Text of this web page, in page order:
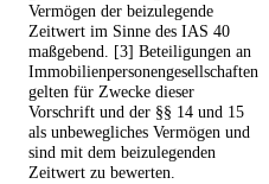
Vermögen der beizulegende
Zeitwert im Sinne des IAS 40
maßgebend. [3] Beteiligungen an
Immobilienpersonengesellschaften
gelten für Zwecke dieser
Vorschrift und der §§ 14 und 15
als unbewegliches Vermögen und
sind mit dem beizulegenden
Zeitwert zu bewerten.